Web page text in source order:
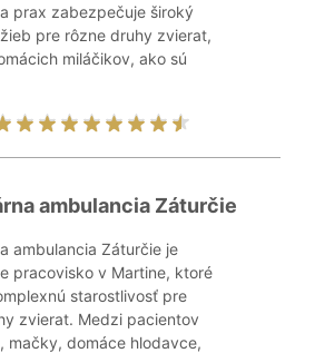
prax zabezpečuje široký
pre rôzne druhy zvierat,
miláčikov, ako sú
ambulancia Záturčie
ambulancia Záturčie je
pracovisko v Martine, ktoré
starostlivosť pre
zvierat. Medzi pacientov
mačky, domáce hlodavce,